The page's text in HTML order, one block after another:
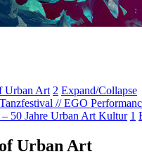
Urban Art 2 Expand/Collapse
// EGO
– 50 Jahre Urban Art Kultur 1
Urban Art